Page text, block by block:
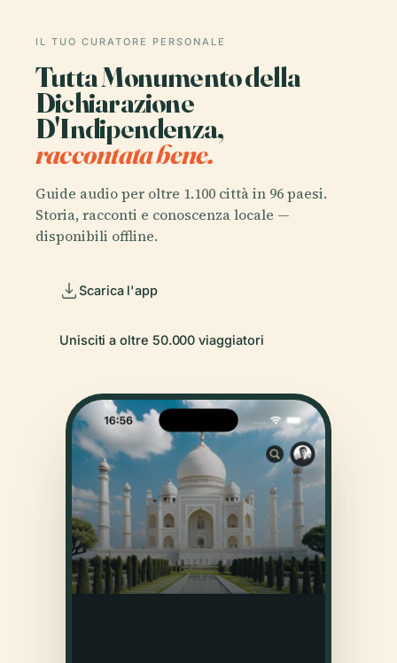
IL TUO CURATORE PERSONALE
Tutta Monumento della
Dichiarazione
D'Indipendenza,
raccontata bene.
Guide audio per oltre 1.100 città in 96 paesi.
Storia, racconti e conoscenza locale —
disponibili offline.
Scarica l'app
Unisciti a oltre 50.000 viaggiatori